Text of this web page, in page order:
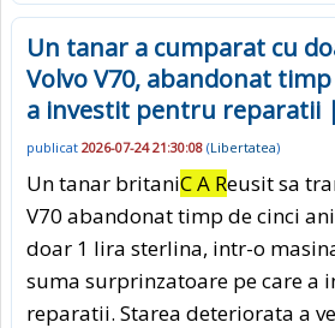
Un tanar a cumparat cu
Volvo V70, abandonat
a investit pentru reparatii
publicat 2026-07-24 21:30:08 (Libertatea)
Un tanar britaniC A Reusit sa
V70 abandonat timp de cinci
doar 1 lira sterlina, intr-o
suma surprinzatoare pe care a
reparatii. Starea deteriorata a